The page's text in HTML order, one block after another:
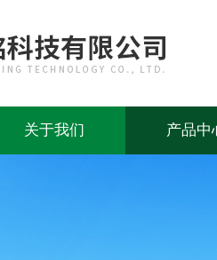
关于我们 产品中